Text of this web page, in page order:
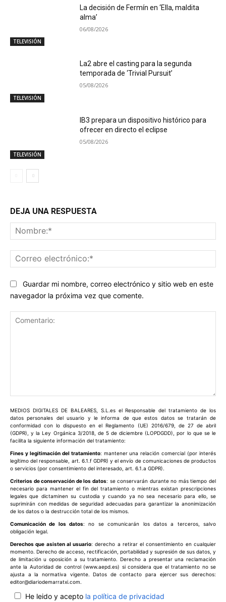
TELEVISIÓN
La decisión de Fermín en ‘Ella, maldita
alma’
06/08/2026
TELEVISIÓN
La2 abre el casting para la segunda
temporada de ‘Trivial Pursuit’
05/08/2026
TELEVISIÓN
IB3 prepara un dispositivo histórico para
ofrecer en directo el eclipse
05/08/2026
DEJA UNA RESPUESTA
Guardar mi nombre, correo electrónico y sitio web en este
navegador la próxima vez que comente.
MEDIOS DIGITALES DE BALEARES, S.L.es el Responsable del tratamiento de los
datos personales del usuario y le informa de que estos datos se tratarán de
conformidad con lo dispuesto en el Reglamento (UE) 2016/679, de 27 de abril
(GDPR), y la Ley Orgánica 3/2018, de 5 de diciembre (LOPDGDD), por lo que se le
facilita la siguiente información del tratamiento:
Fines y legitimación del tratamiento: mantener una relación comercial (por interés
legítimo del responsable, art. 6.1.f GDPR) y el envío de comunicaciones de productos
o servicios (por consentimiento del interesado, art. 6.1.a GDPR).
Criterios de conservación de los datos: se conservarán durante no más tiempo del
necesario para mantener el fin del tratamiento o mientras existan prescripciones
legales que dictaminen su custodia y cuando ya no sea necesario para ello, se
suprimirán con medidas de seguridad adecuadas para garantizar la anonimización
de los datos o la destrucción total de los mismos.
Comunicación de los datos: no se comunicarán los datos a terceros, salvo
obligación legal.
Derechos que asisten al usuario: derecho a retirar el consentimiento en cualquier
momento. Derecho de acceso, rectificación, portabilidad y supresión de sus datos, y
de limitación u oposición a su tratamiento. Derecho a presentar una reclamación
ante la Autoridad de control (www.aepd.es) si considera que el tratamiento no se
ajusta a la normativa vigente. Datos de contacto para ejercer sus derechos:
editor@diariodemarratxi.com.
He leido y acepto la política de privacidad